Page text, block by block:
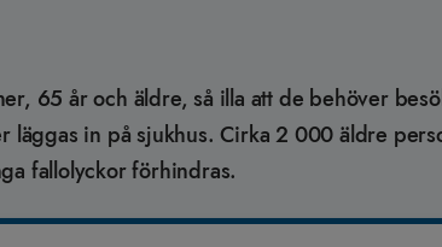
65 år och äldre, så illa att de behöver
läggas in på sjukhus. Cirka 2 000 äldre
fallolyckor förhindras.